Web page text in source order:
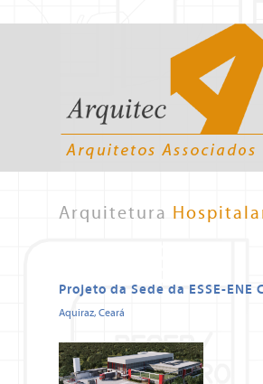
Arquitetura
Projeto da Sede da ESSE-
Aquiraz, Ceará